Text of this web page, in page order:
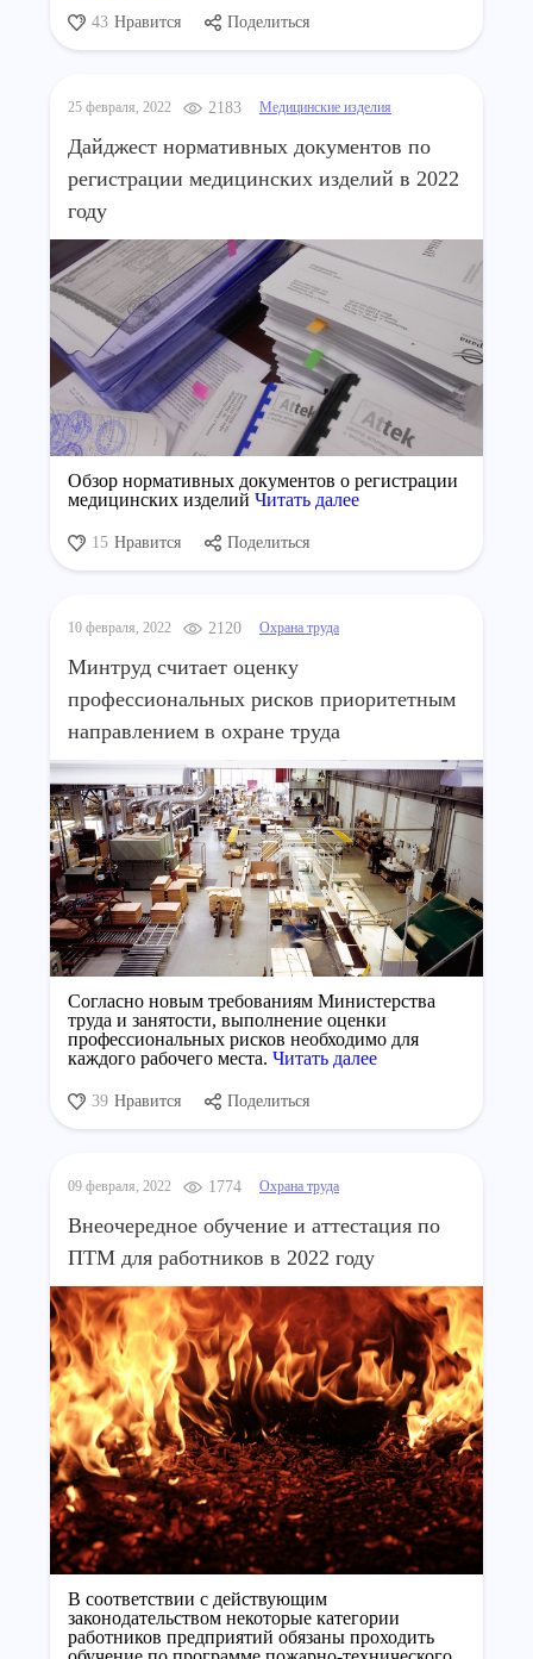
43 Нравится Поделиться
25 февраля, 2022 2183 Медицинские изделия
Дайджест нормативных документов по
регистрации медицинских изделий в 2022
году
Обзор нормативных документов о регистрации
медицинских изделий Читать далее
15 Нравится Поделиться
10 февраля, 2022 2120 Охрана труда
Минтруд считает оценку
профессиональных рисков приоритетным
направлением в охране труда
Согласно новым требованиям Министерства
труда и занятости, выполнение оценки
профессиональных рисков необходимо для
каждого рабочего места. Читать далее
39 Нравится Поделиться
09 февраля, 2022 1774 Охрана труда
Внеочередное обучение и аттестация по
ПТМ для работников в 2022 году
В соответствии с действующим
законодательством некоторые категории
работников предприятий обязаны проходить